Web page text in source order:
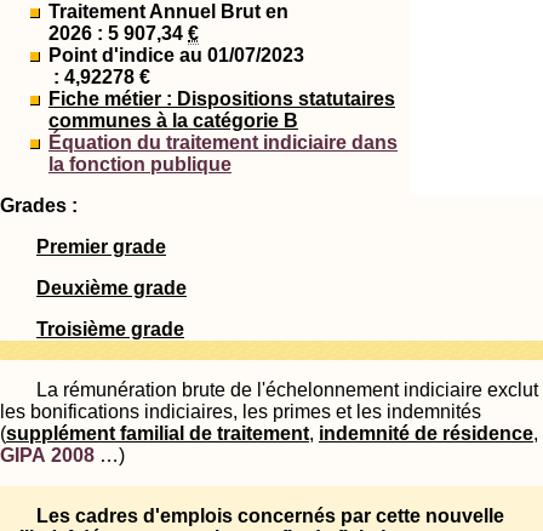
Traitement Annuel Brut en
2026 : 5 907,34 €
Point d'indice au 01/07/2023
: 4,92278 €
Fiche métier : Dispositions statutaires
communes à la catégorie B
Équation du traitement indiciaire dans
la fonction publique
Grades :
Premier grade
Deuxième grade
Troisième grade
La rémunération brute de l'échelonnement indiciaire exclut
les bonifications indiciaires, les primes et les indemnités
(supplément familial de traitement, indemnité de résidence,
GIPA 2008 …)
Les cadres d'emplois concernés par cette nouvelle